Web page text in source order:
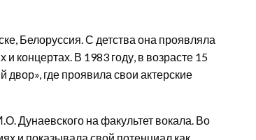
Белоруссия. С детства она проявляла
и концертах. В 1983 году, в возрасте 15
двор», где проявила свои актерские
Дунаевского на факультет вокала. Во